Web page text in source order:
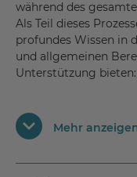
sichert die
professioneller
Einzelgespräche mit
Fachkräften der
Fachpflegekräfte
Progressive
während des
Als Teil dieses
profundes Wissen in
und allgemeinen
Unterstützung bieten:
Unterstützung
Aktivitäten
Mehr